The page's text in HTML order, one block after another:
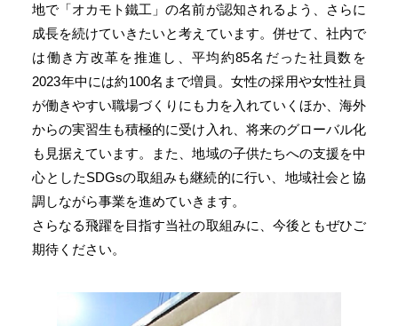
地で「オカモト鐵工」の名前が認知されるよう、さらに
成長を続けていきたいと考えています。併せて、社内で
は働き方改革を推進し、平均約85名だった社員数を
2023年中には約100名まで増員。女性の採用や女性社員
が働きやすい職場づくりにも力を入れていくほか、海外
からの実習生も積極的に受け入れ、将来のグローバル化
も見据えています。また、地域の子供たちへの支援を中
心としたSDGsの取組みも継続的に行い、地域社会と協
調しながら事業を進めていきます。
さらなる飛躍を目指す当社の取組みに、今後ともぜひご
期待ください。